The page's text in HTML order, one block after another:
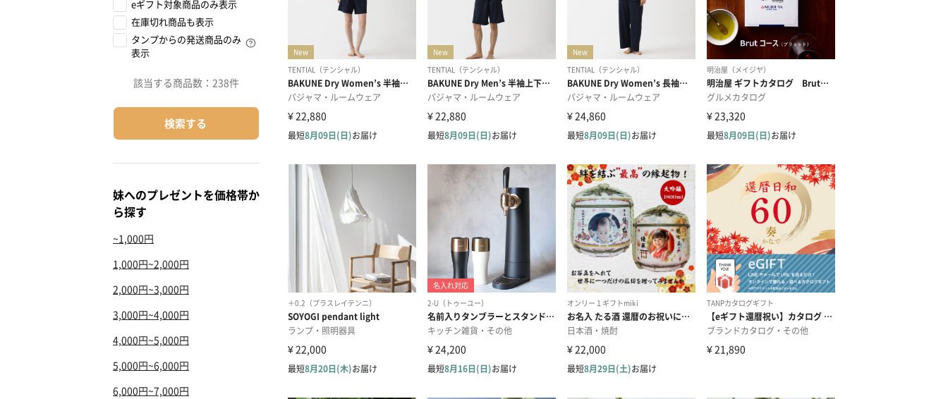
eギフト対象商品のみ表示
在庫切れ商品も表示
タンプからの発送商品のみ
表示
該当する商品数： 238件
検索する
妹へのプレゼントを価格帯か
ら探す
~1,000円
1,000円~2,000円
2,000円~3,000円
3,000円~4,000円
4,000円~5,000円
5,000円~6,000円
6,000円~7,000円